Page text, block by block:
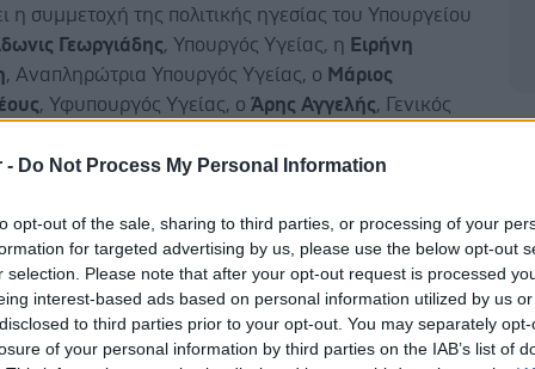
- Do Not Process My Personal Information
opt-out of the sale, sharing to third parties, or processing of your
for targeted advertising by us, please use the below opt-out
selection. Please note that after your opt-out request is processed
interest-based ads based on personal information utilized by us
to third parties prior to your opt-out. You may separately
of your personal information by third parties on the IAB’s list of
η συμμετοχή της πολιτικής ηγεσίας του Υπουργείου
Γεωργιάδης, Υπουργός Υγείας, η Ειρήνη
, Αναπληρώτρια Υπουργός Υγείας, ο Μάριος
, Υφυπουργός Υγείας, οΆρης Αγγελής, Γενικός
Γενική Γραμματέας Δημόσιας Υγείας, καθώς και ο
Υπουργού Υγείας. Στο διεθνές επίπεδο, ξεχωρίζει η
Sarah Siegel, Global Leader Value Based Care της
φέρνει την οπτική μιας από τις κορυφαίες
εταιρείες παγκοσμίως στη συζήτηση για το
συστημάτων υγείας.